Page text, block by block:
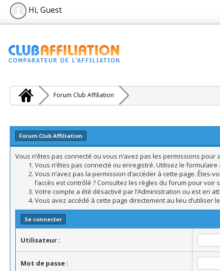
Hi, Guest
Forum Club Affiliation
Forum Club Affiliation
Vous n’êtes pas connecté ou vous n’avez pas les permissions
Vous n’êtes pas connecté ou enregistré. Utilisez le
Vous n’avez pas la permission d’accéder à cette page. Êtes-
l’accès est contrôlé ? Consultez les règles du forum pour
Votre compte a été désactivé par l’Administration ou est en
Vous avez accédé à cette page directement au lieu d’utiliser
Se connecter
Utilisateur :
Mot de passe :